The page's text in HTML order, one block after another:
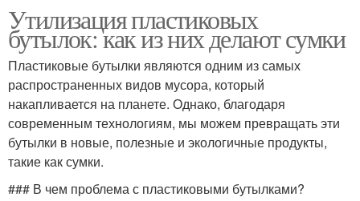
Утилизация пластиковых
бутылок: как из них делают сумки
Пластиковые бутылки являются одним из самых
распространенных видов мусора, который
накапливается на планете. Однако, благодаря
современным технологиям, мы можем превращать эти
бутылки в новые, полезные и экологичные продукты,
такие как сумки.
### В чем проблема с пластиковыми бутылками?